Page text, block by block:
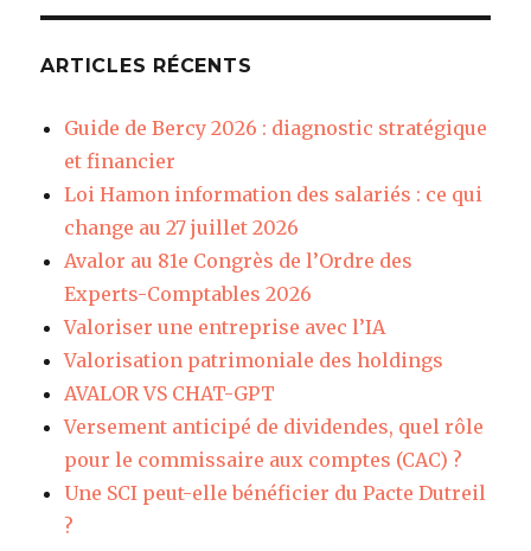
ARTICLES RÉCENTS
Guide de Bercy 2026 : diagnostic stratégique
et financier
Loi Hamon information des salariés : ce qui
change au 27 juillet 2026
Avalor au 81e Congrès de l’Ordre des
Experts-Comptables 2026
Valoriser une entreprise avec l’IA
Valorisation patrimoniale des holdings
AVALOR VS CHAT-GPT
Versement anticipé de dividendes, quel rôle
pour le commissaire aux comptes (CAC) ?
Une SCI peut-elle bénéficier du Pacte Dutreil
?